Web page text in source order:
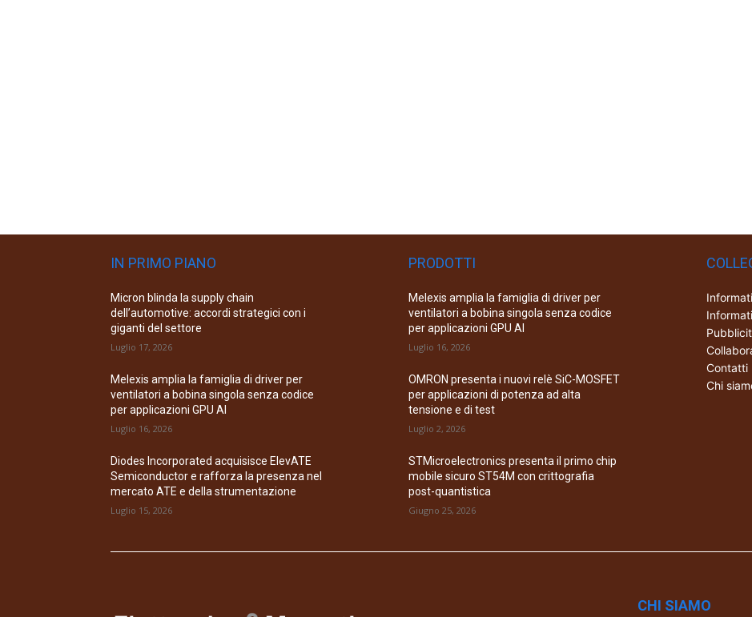
IN PRIMO PIANO
Micron blinda la supply chain
dell’automotive: accordi strategici con i
giganti del settore
Luglio 17, 2026
Melexis amplia la famiglia di driver per
ventilatori a bobina singola senza codice
per applicazioni GPU AI
Luglio 16, 2026
Diodes Incorporated acquisisce ElevATE
Semiconductor e rafforza la presenza nel
mercato ATE e della strumentazione
Luglio 15, 2026
PRODOTTI
Melexis amplia la famiglia di driver per
ventilatori a bobina singola senza codice
per applicazioni GPU AI
Luglio 16, 2026
OMRON presenta i nuovi relè SiC-MOSFET
per applicazioni di potenza ad alta
tensione e di test
Luglio 2, 2026
STMicroelectronics presenta il primo chip
mobile sicuro ST54M con crittografia
post-quantistica
Giugno 25, 2026
Contatti
Chi
CHI SIAMO